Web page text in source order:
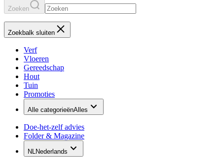
Zoeken
Zoekbalk sluiten
Verf
Vloeren
Gereedschap
Hout
Tuin
Promoties
Alle categorieënAlles
Doe-het-zelf advies
Folder & Magazine
NLNederlands